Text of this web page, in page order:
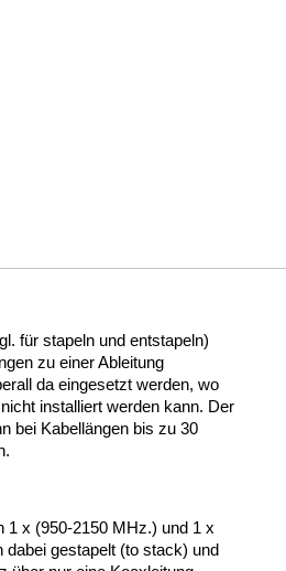
für stapeln und entstapeln)
zu einer Ableitung
da eingesetzt werden, wo
installiert werden kann. Der
bei Kabellängen bis zu 30
1 x (950-2150 MHz.) und 1 x
dabei gestapelt (to stack) und